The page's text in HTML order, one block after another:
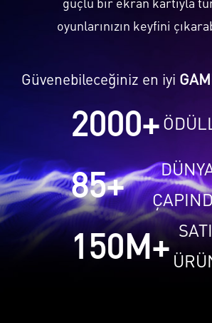
oyunlarınızın keyfini
Güvenebileceğiniz en iyi
2000+
85+
150M+